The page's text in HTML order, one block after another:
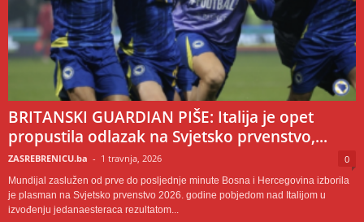
BRITANSKI GUARDIAN PIŠE: Italija je opet
propustila odlazak na Svjetsko prvenstvo,...
ZASREBRENICU.ba - 1 travnja, 2026 0
Mundijal zaslužen od prve do posljednje minute Bosna i Hercegovina izborila
je plasman na Svjetsko prvenstvo 2026. godine pobjedom nad Italijom u
izvođenju jedanaesteraca rezultatom...